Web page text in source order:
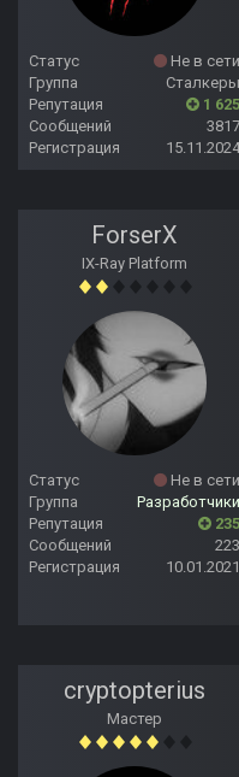
Статус
Не в сети
Группа
Сталкеры
Репутация
1 625
Сообщений
3817
Регистрация
15.11.2024
ForserX
IX-Ray Platform
Статус
Не в сети
Группа
Разработчики
Репутация
235
Сообщений
223
Регистрация
10.01.2021
cryptopterius
Мастер